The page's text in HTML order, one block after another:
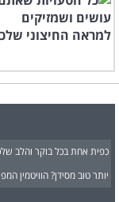
כפית אחת בכל בוקר והלב
יותר טוב מסידן? הוויטמין